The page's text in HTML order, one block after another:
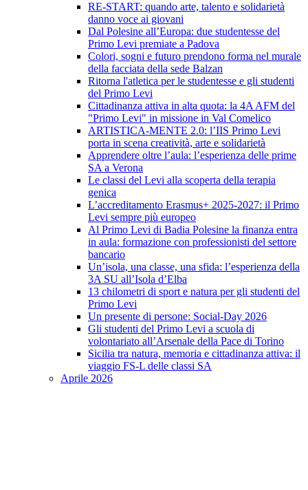
RE-START: quando arte, talento e solidarietà
danno voce ai giovani
Dal Polesine all’Europa: due studentesse del
Primo Levi premiate a Padova
Colori, sogni e futuro prendono forma nel murale
della facciata della sede Balzan
Ritorna l'atletica per le studentesse e gli studenti
del Primo Levi
Cittadinanza attiva in alta quota: la 4A AFM del
"Primo Levi" in missione in Val Comelico
ARTISTICA-MENTE 2.0: l’IIS Primo Levi
porta in scena creatività, arte e solidarietà
Apprendere oltre l’aula: l’esperienza delle prime
SA a Verona
Le classi del Levi alla scoperta della terapia
genica
L’accreditamento Erasmus+ 2025-2027: il Primo
Levi sempre più europeo
Al Primo Levi di Badia Polesine la finanza entra
in aula: formazione con professionisti del settore
bancario
Un’isola, una classe, una sfida: l’esperienza della
3A SU all’Isola d’Elba
13 chilometri di sport e natura per gli studenti del
Primo Levi
Un presente di persone: Social-Day 2026
Gli studenti del Primo Levi a scuola di
volontariato all’Arsenale della Pace di Torino
Sicilia tra natura, memoria e cittadinanza attiva: il
viaggio FS-L delle classi SA
Aprile 2026